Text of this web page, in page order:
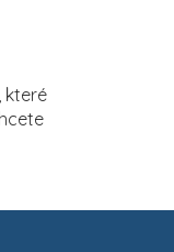
které